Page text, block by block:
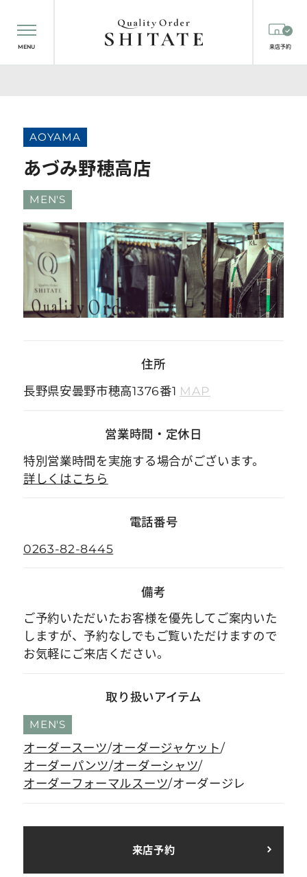
MENU 来店予約
AOYAMA
あづみ野穂高店
MEN'S
住所
長野県安曇野市穂高1376番1 MAP
営業時間 ・ 定休日
特別営業時間を実施する場合がございます。
詳しくはこちら
電話番号
0263-82-8445
備考
ご予約いただいたお客様を優先してご案内いた
しますが、予約なしでもご覧いただけますので
お気軽にご来店ください。
取り扱いアイテム
MEN'S
オーダースーツ オーダージャケット
オーダーパンツ オーダーシャツ
オーダーフォーマルスーツ オーダージレ
来店予約